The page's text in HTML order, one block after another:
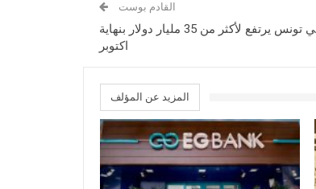
القادم بوست
الدين العام في تونس يرتفع لأكثر من 35 مليار دولار بنهاية
اكتوبر
المزيد عن المؤلف